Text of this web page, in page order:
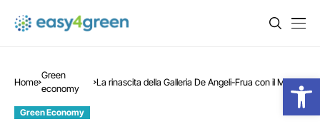
Home
Green
economy
La rinascita della Galleria De Angeli-Frua con il Major
Green Economy